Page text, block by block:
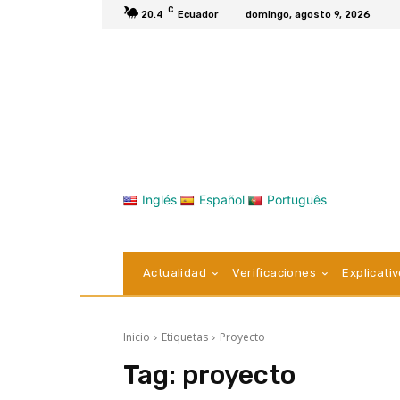
20.4 C Ecuador domingo, agosto 9, 2026
Inglés Español Português
Actualidad Verificaciones
Inicio Etiquetas Proyecto
Tag: proyecto